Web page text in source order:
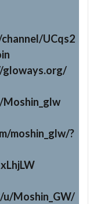
UCqs2
gloways.org/
moshin_glw/?
Moshin_GW/